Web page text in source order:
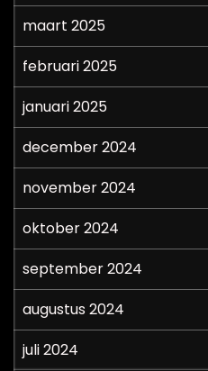
maart 2025
februari 2025
januari 2025
december 2024
november 2024
oktober 2024
september 2024
augustus 2024
juli 2024